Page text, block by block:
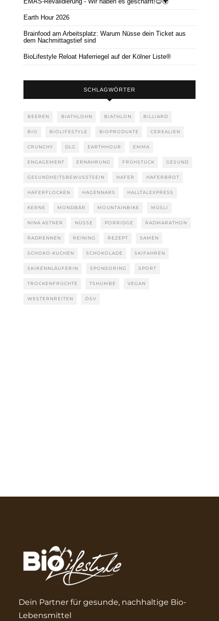
Earth Hour 2026
Brainfood am Arbeitsplatz: Warum Nüsse dein Ticket aus
dem Nachmittagstief sind
BioLifestyle Reloat Haferriegel auf der Kölner Liste®
SCHLAGWÖRTER
BEEREN BIATHLOHN BIATHLON BILLIARD
BIO BIOLIFESTYLE BIOPRODUKTE CEREALIEN
CRUNCHY DLG EARTHHOUR EMMA
ENGAGEMENT ERNÄHRUNG FRÜHSTÜCK GESUND
GESUNDHEITSBEWUSSTSEIN HAFER HAFERBROT
HAFERFLOCKEN HAGENNARS HALLTALEXPRESS
KERNE MONDBÄR MOUNTAINBIKE MÜSLI
NINA ASTNER NÜSSE PORRIDGE RADMARATHON
RADRENNEN REINING REZEPT SAMEN
SCHOKO-KUCHEN SCHOKOLADE SKIFAHREN
SKIRENNLÄUFERIN SPONSORING SPORT
TROCKENFRÜCHTE TSHUMBE VEGAN
WESTERNREITEN ÖSV
Dein Partner für gesunde, nachhaltige Bio-
Lebensmittel